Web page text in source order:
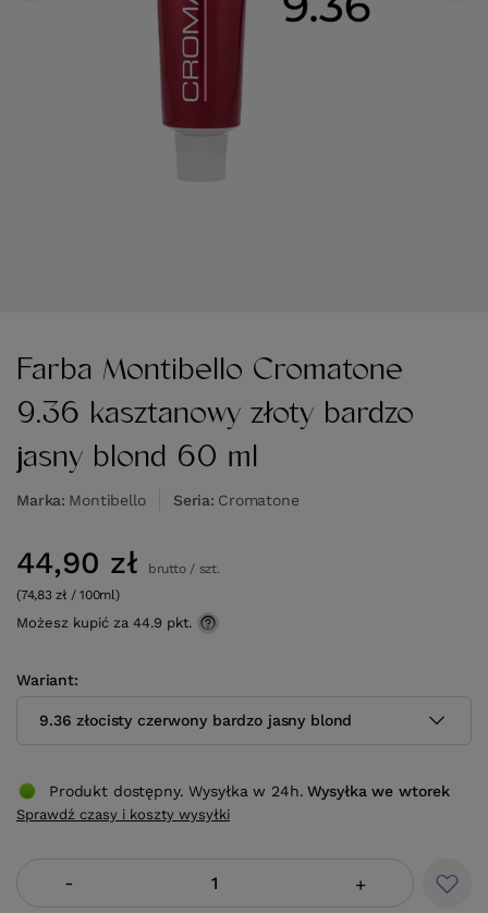
Farba Montibello Cromatone
9.36 kasztanowy złoty bardzo
jasny blond 60 ml
Marka Montibello Seria Cromatone
Wariant
9.36 złocisty czerwony bardzo jasny blond
44,90 zł brutto/ szt.
(74,83 zł / 100ml)
Możesz kupić za 44.9 pkt.
- +
Produkt dostępny. Wysyłka w 24h. Wysyłkawe wtorek
Sprawdź czasy i koszty wysyłki